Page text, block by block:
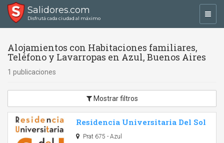
Salidores.com
Disfrutá cada ciudad al máximo
Alojamientos con Habitaciones familiares,
Teléfono y Lavarropas en Azul, Buenos Aires
1 publicaciones
Mostrar filtros
Residencia Universitaria Del Sol
Prat 675 - Azul